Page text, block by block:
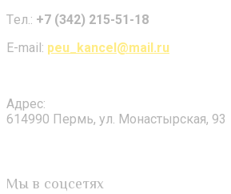
Tел.: +7 (342) 215-51-18
E-mail: peu_kancel@mail.ru
Адрес:
614990 Пермь, ул. Монастырская, 93
Мы в соцсетях